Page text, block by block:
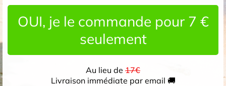
OUI, je le commande pour 7 €
seulement
Au lieu de 17€
Livraison immédiate par email 🚚